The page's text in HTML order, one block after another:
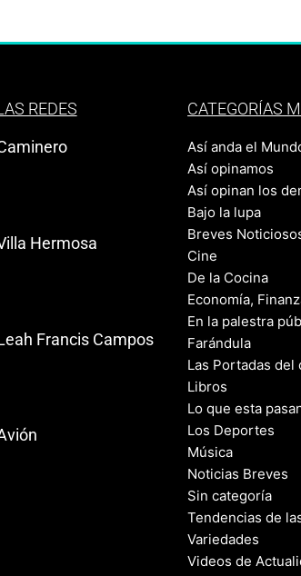
REDES
Hermosa
Francis Campos
CATEGORÍAS
Así anda el
Así opinamos
Así opinan los
Bajo la lupa
Breves
Cine
De la Cocina
Economía,
En la palestra
Farándula
Las Portadas del
Libros
Lo que esta
Los Deportes
Música
Noticias Breves
Sin categoría
Tendencias de
Variedades
Videos de